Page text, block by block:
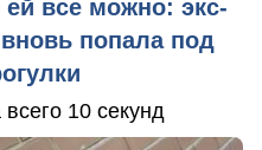
ей все можно: экс-
попала под
10 секунд